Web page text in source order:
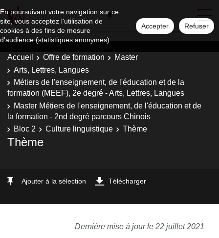
En poursuivant votre navigation sur ce
site, vous acceptez l'utilisation de
cookies à des fins de mesure
d'audience (statistiques anonymes).
Accepter Refuser
Accueil Offre de formation
Master
Arts, Lettres, Langues
Métiers de l'enseignement, de l'éducation et de la
formation (MEEF), 2e degré - Arts, Lettres, Langues
Master Métiers de l'enseignement, de l'éducation et de
la formation - 2nd degré parcours Chinois
Bloc 2
Culture linguistique Thème
Thème
Ajouter à la sélection Télécharger
Dernière mise à jour le 22 juillet 2021